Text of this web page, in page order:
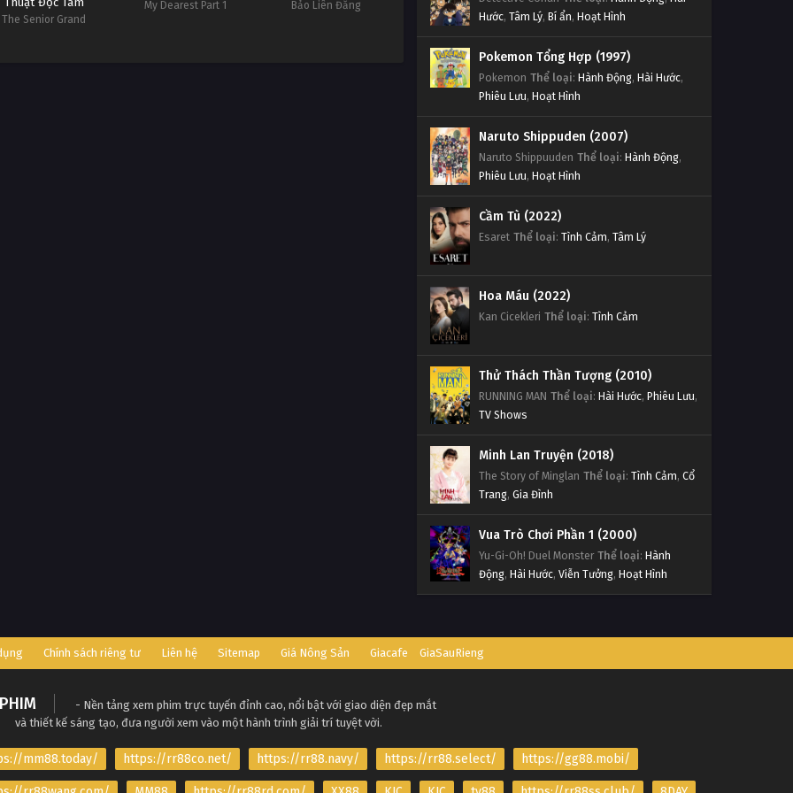
The Senior Grand
My Dearest Part 1 Bảo Liên Đăng
Hước, Tâm Lý, Bí ẩn, Hoạt Hình
Pokemon Tổng Hợp (1997)
Pokemon Thể loại: Hành Động, Hài Hước,
Phiêu Lưu, Hoạt Hình
Naruto Shippuden (2007)
Naruto Shippuuden Thể loại: Hành Động,
Phiêu Lưu, Hoạt Hình
Cầm Tù (2022)
Esaret Thể loại: Tình Cảm, Tâm Lý
Hoa Máu (2022)
Kan Cicekleri Thể loại: Tình Cảm
Thử Thách Thần Tượng (2010)
RUNNING MAN Thể loại: Hài Hước, Phiêu Lưu,
TV Shows
Minh Lan Truyện (2018)
The Story of Minglan Thể loại: Tình Cảm, Cổ
Trang, Gia Đình
Vua Trò Chơi Phần 1 (2000)
Yu-Gi-Oh! Duel Monster Thể loại: Hành
Động, Hài Hước, Viễn Tưởng, Hoạt Hình
Chính sách riêng tư Liên hệ Sitemap Giá Nông Sản Giacafe GiaSauRieng
- Nền tảng xem phim trực tuyến đỉnh cao, nổi bật với giao diện đẹp mắt
và thiết kế sáng tạo, đưa người xem vào một hành trình giải trí tuyệt vời.
mm88.today/ https://rr88co.net/ https://rr88.navy/ https://rr88.select/ https://gg88.mobi/